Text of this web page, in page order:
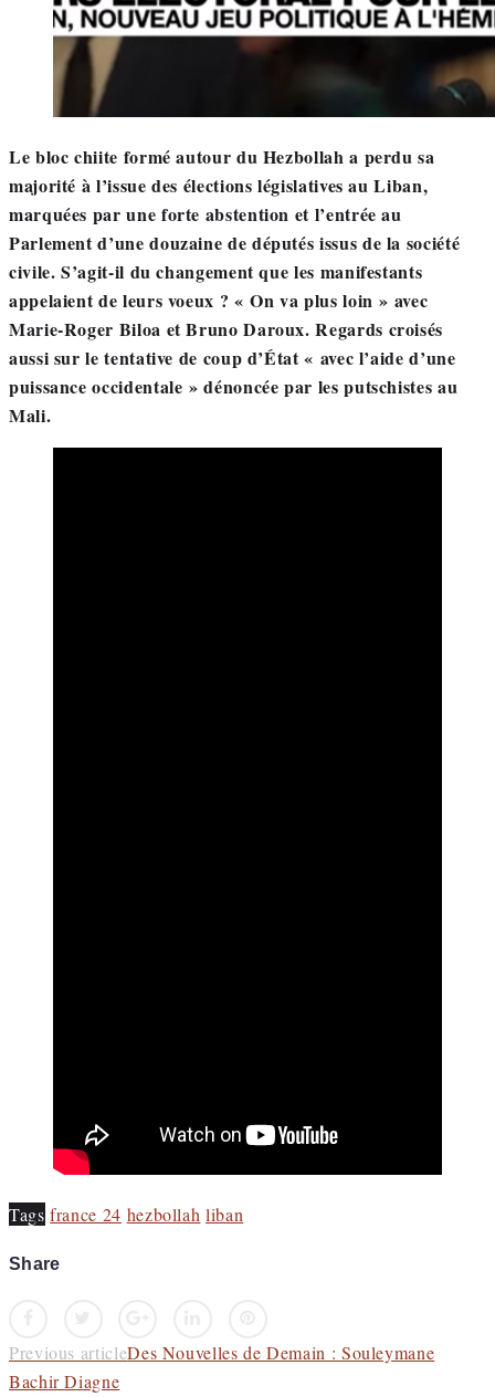
Le bloc chiite formé autour du Hezbollah a perdu sa
majorité à l’issue des élections législatives au Liban,
marquées par une forte abstention et l’entrée au
Parlement d’une douzaine de députés issus de la société
civile. S’agit-il du changement que les manifestants
appelaient de leurs voeux ? « On va plus loin » avec
Marie-Roger Biloa et Bruno Daroux. Regards croisés
aussi sur le tentative de coup d’État « avec l’aide d’une
puissance occidentale » dénoncée par les putschistes au
Mali.
Tags france 24 hezbollah liban
Share
Previous articleDes Nouvelles de Demain : Souleymane
Bachir Diagne